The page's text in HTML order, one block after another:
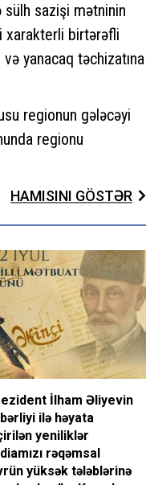
sazişi mətninin
xarakterli birtərəfli
yanacaq təchizatına
regionun gələcəyi
regionu
HAMISINI GÖSTƏR
İlham Əliyevin
ilə həyata
yeniliklər
rəqəmsal
yüksək tələblərinə